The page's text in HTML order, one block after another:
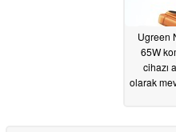
Ugreen
65W
cihazı
olarak